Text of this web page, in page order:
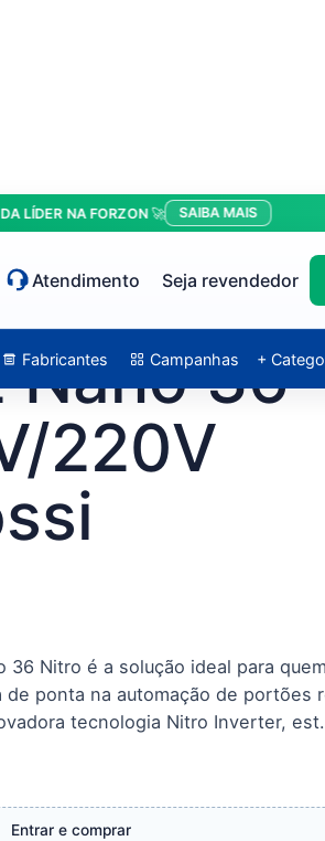
NA FORZON 🚀 SAIBA MAIS
Atendimento Seja revendedor
Fabricantes Campanhas +
Nano 36
220V
36 Nitro é a solução ideal para
ponta na automação de portões
tecnologia Nitro Inverter,
Entrar e comprar